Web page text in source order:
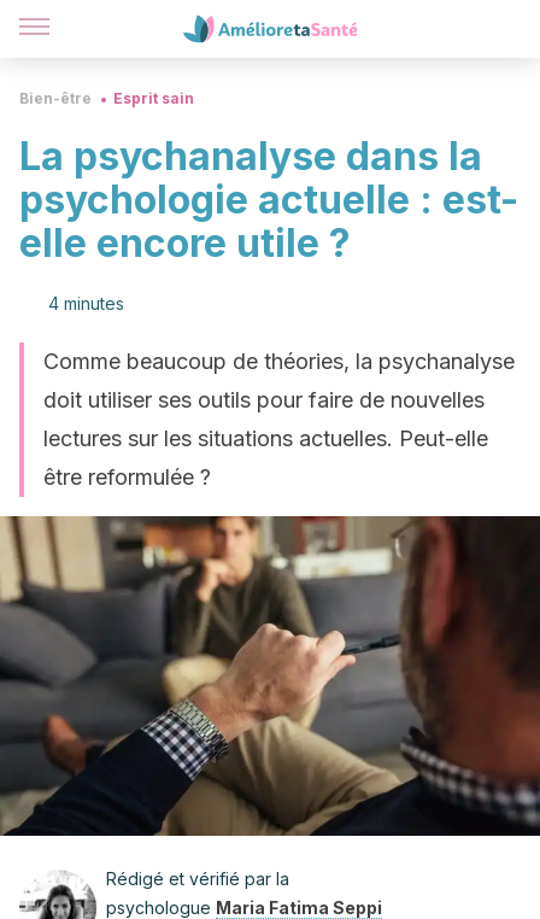
Bien-être Esprit sain
La psychanalyse dans la
psychologie actuelle : est-
elle encore utile ?
4 minutes
Comme beaucoup de théories, la psychanalyse
doit utiliser ses outils pour faire de nouvelles
lectures sur les situations actuelles. Peut-elle
être reformulée ?
Rédigé et vérifié par la
psychologue Maria Fatima Seppi